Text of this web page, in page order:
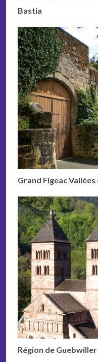
Bastia
Grand Figeac
Région de Guebwiller